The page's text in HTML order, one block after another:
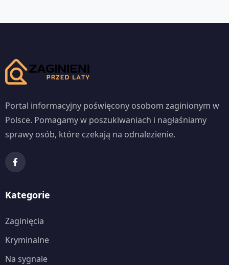
Portal informacyjny poświęcony osobom zaginionym w
Polsce. Pomagamy w poszukiwaniach i nagłaśniamy
sprawy osób, które czekają na odnalezienie.
Kategorie
Zaginięcia
Kryminalne
Na sygnale